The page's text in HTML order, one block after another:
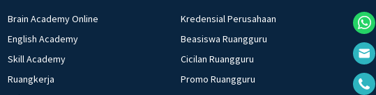
Brain Academy Online
English Academy
Skill Academy
Ruangkerja
Kredensial Perusahaan
Beasiswa Ruangguru
Cicilan Ruangguru
Promo Ruangguru